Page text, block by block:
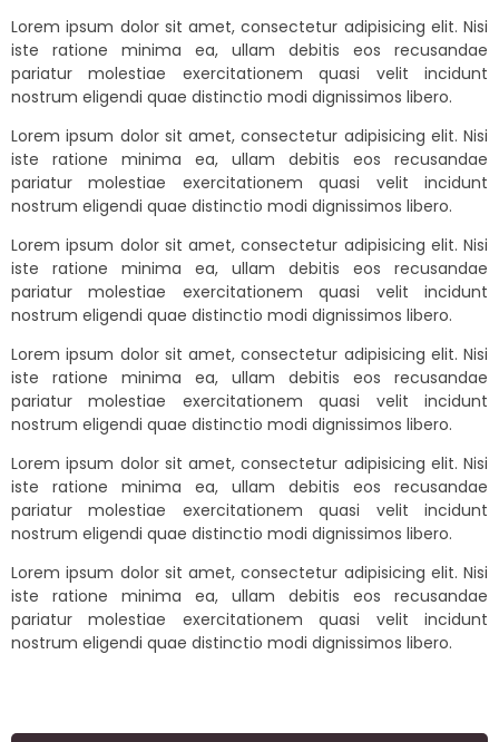
Lorem ipsum dolor sit amet, consectetur adipisicing elit. Nisi
iste ratione minima ea, ullam debitis eos recusandae
pariatur molestiae exercitationem quasi velit incidunt
nostrum eligendi quae distinctio modi dignissimos libero.
Lorem ipsum dolor sit amet, consectetur adipisicing elit. Nisi
iste ratione minima ea, ullam debitis eos recusandae
pariatur molestiae exercitationem quasi velit incidunt
nostrum eligendi quae distinctio modi dignissimos libero.
Lorem ipsum dolor sit amet, consectetur adipisicing elit. Nisi
iste ratione minima ea, ullam debitis eos recusandae
pariatur molestiae exercitationem quasi velit incidunt
nostrum eligendi quae distinctio modi dignissimos libero.
Lorem ipsum dolor sit amet, consectetur adipisicing elit. Nisi
iste ratione minima ea, ullam debitis eos recusandae
pariatur molestiae exercitationem quasi velit incidunt
nostrum eligendi quae distinctio modi dignissimos libero.
Lorem ipsum dolor sit amet, consectetur adipisicing elit. Nisi
iste ratione minima ea, ullam debitis eos recusandae
pariatur molestiae exercitationem quasi velit incidunt
nostrum eligendi quae distinctio modi dignissimos libero.
Lorem ipsum dolor sit amet, consectetur adipisicing elit. Nisi
iste ratione minima ea, ullam debitis eos recusandae
pariatur molestiae exercitationem quasi velit incidunt
nostrum eligendi quae distinctio modi dignissimos libero.